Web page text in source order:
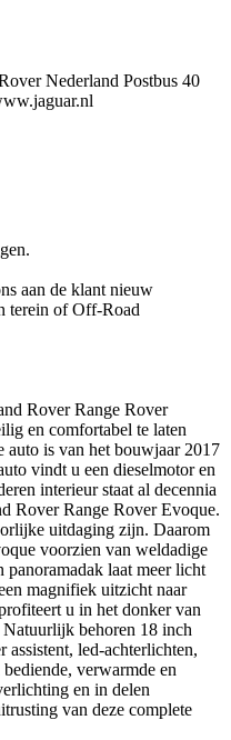
Nederland Postbus 40
aan de klant nieuw
terein of Off-Road
Rover Range Rover
en comfortabel te laten
auto is van het bouwjaar 2017
vindt u een dieselmotor en
interieur staat al decennia
Rover Range Rover Evoque.
uitdaging zijn. Daarom
voorzien van weldadige
laat meer licht
magnifiek uitzicht naar
u in het donker van
behoren 18 inch
assistent, led-achterlichten,
verwarmde en
en in delen
van deze complete